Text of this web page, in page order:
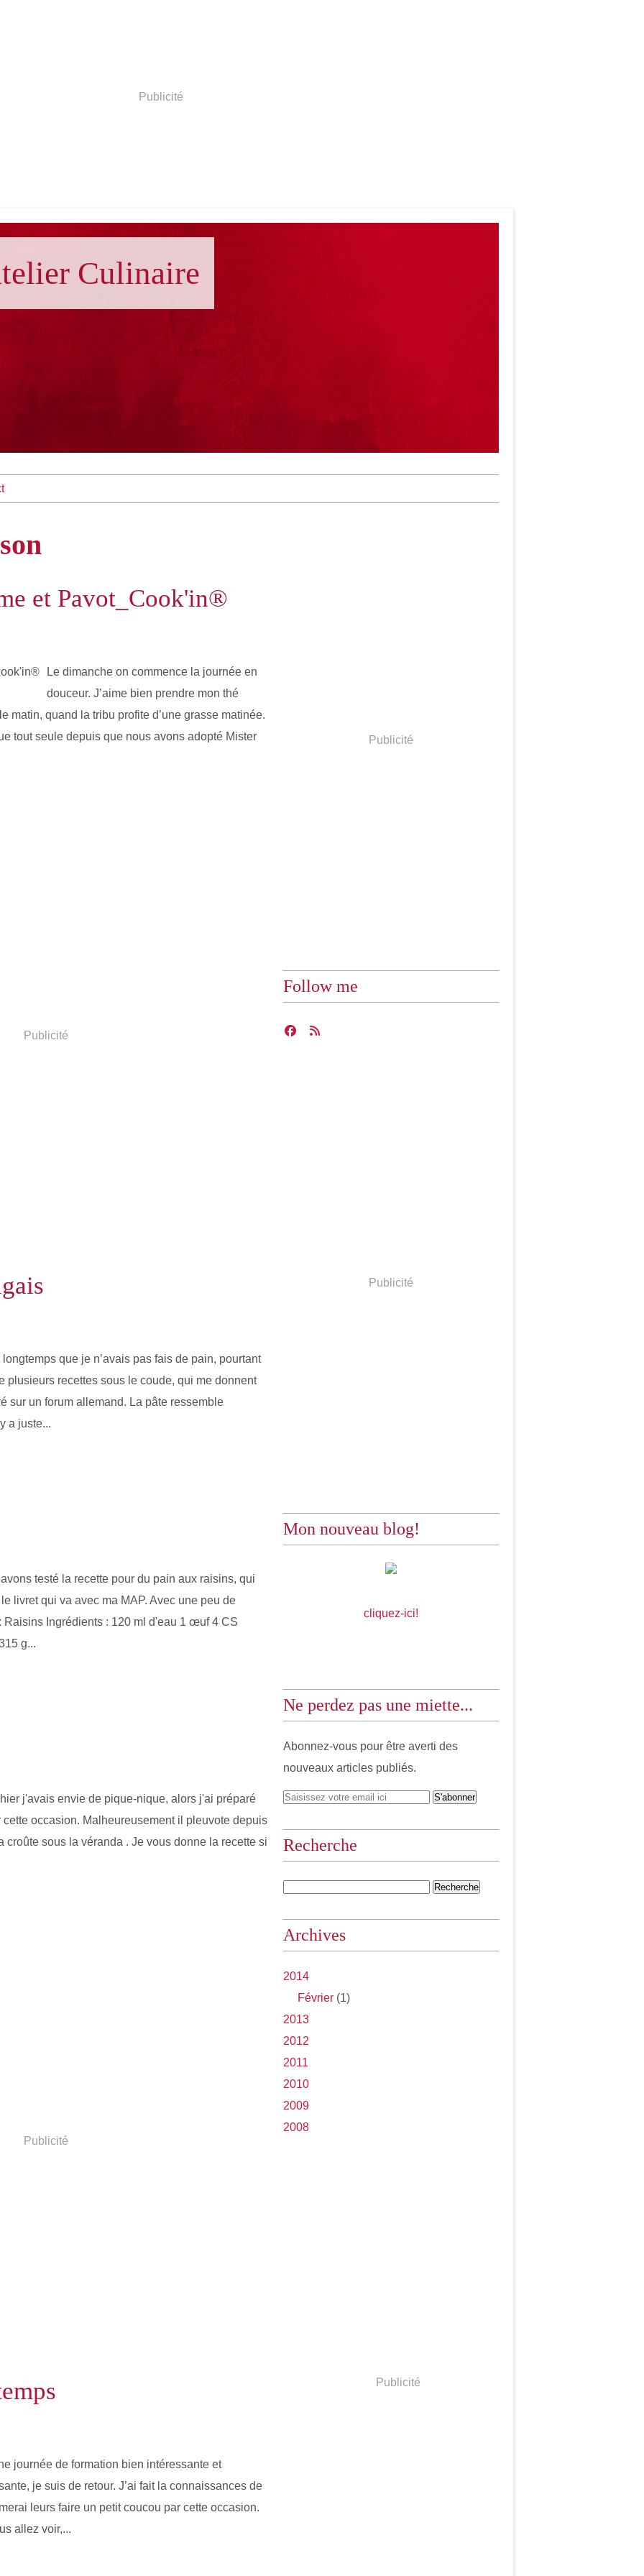
Publicité
Culinaire
et Pavot_Cook'in®
Le dimanche on commence la journée en
douceur. J’aime bien prendre mon thé
matin, quand la tribu profite d’une grasse matinée.
tout seule depuis que nous avons adopté Mister
Publicité
que je n’avais pas fais de pain, pourtant
plusieurs recettes sous le coude, qui me donnent
sur un forum allemand. La pâte ressemble
a juste...
testé la recette pour du pain aux raisins, qui
livret qui va avec ma MAP. Avec une peu de
Raisins Ingrédients : 120 ml d'eau 1 œuf 4 CS
g...
j'avais envie de pique-nique, alors j'ai préparé
occasion. Malheureusement il pleuvote depuis
croûte sous la véranda . Je vous donne la recette si
Publicité
journée de formation bien intéressante et
je suis de retour. J’ai fait la connaissances de
leurs faire un petit coucou par cette occasion.
allez voir,...
Publicité
Follow me
Publicité
Mon nouveau blog!
cliquez-ici!
Ne perdez pas une miette...
Abonnez-vous pour être averti des
nouveaux articles publiés.
Recherche
Archives
2014
Février (1)
2013
2012
2011
2010
2009
2008
Publicité